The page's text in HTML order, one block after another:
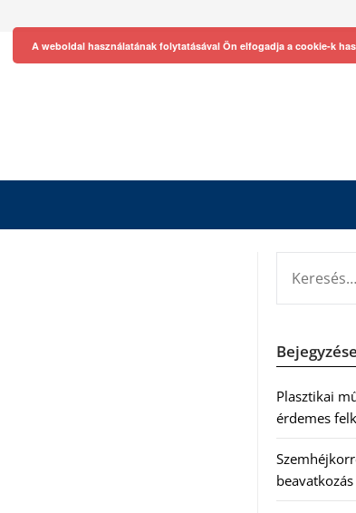
Plasztikai
érdemes
A weboldal használatának folytatásával Ön elfogadja a cookie-k